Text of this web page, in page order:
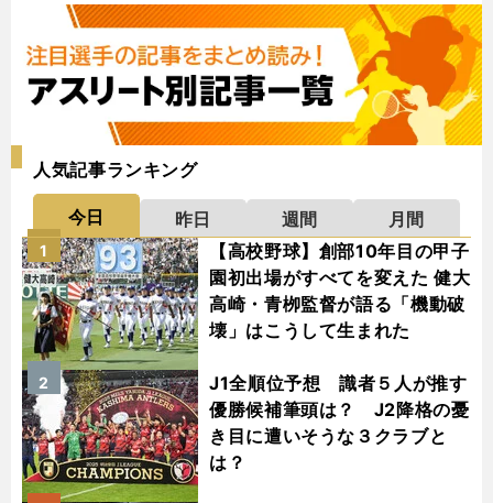
人気記事ランキング
今日 昨日 週間
月間
【高校野球】創部10年目の甲子
園初出場がすべてを変えた 健大
高崎・青栁監督が語る「機動破
壊」はこうして生まれた
1
J1全順位予想 識者５人が推す
優勝候補筆頭は？ J2降格の憂
き目に遭いそうな３クラブと
は？
2